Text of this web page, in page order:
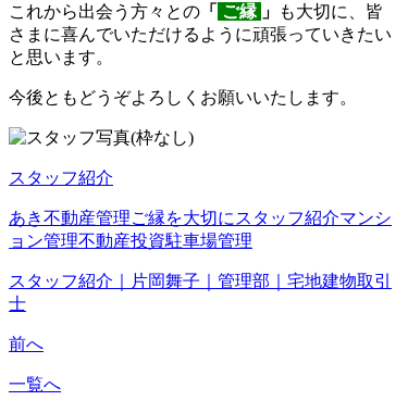
これから出会う方々との 「 ご縁 」
も大切に、皆
さまに喜んでいただけるように頑張っていきたい
と思います。
今後ともどうぞよろしくお願いいたします。
スタッフ紹介
あき不動産管理ご縁を大切に スタッフ紹介マンシ
ョン管理不動産投資駐車場管理
スタッフ紹介｜片岡舞子｜管理部｜宅地建物取引
士
前へ
一覧へ